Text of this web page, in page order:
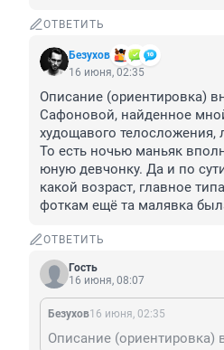
ОТВЕТИТЬ
Безухов
16 июня, 02:35
Описание (ориентировка)
Сафоновой, найденное
худощавого телосложения,
То есть ночью маньяк
юную девчонку. Да и по
какой возраст, главное
фоткам ещё та малявка
ОТВЕТИТЬ
Гость
16 июня, 08:07
Безухов16 июня, 02:35